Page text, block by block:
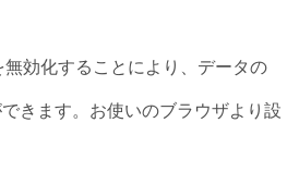
効化することにより、データの
きます。お使いのブラウザより設